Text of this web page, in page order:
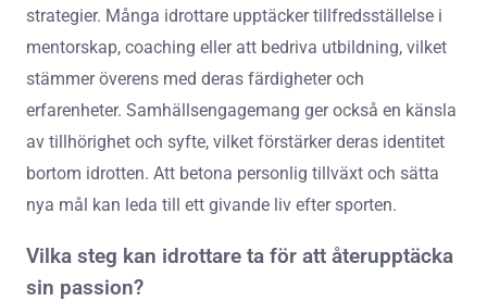
strategier. Många idrottare upptäcker tillfredsställelse i
mentorskap, coaching eller att bedriva utbildning, vilket
stämmer överens med deras färdigheter och
erfarenheter. Samhällsengagemang ger också en känsla
av tillhörighet och syfte, vilket förstärker deras identitet
bortom idrotten. Att betona personlig tillväxt och sätta
nya mål kan leda till ett givande liv efter sporten.
Vilka steg kan idrottare ta för att återupptäcka
sin passion?